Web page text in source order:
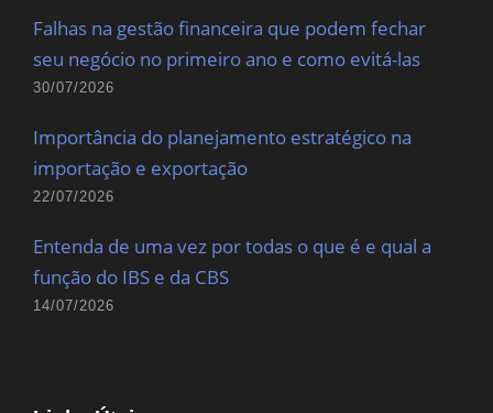
Falhas na gestão financeira que podem fechar
seu negócio no primeiro ano e como evitá-las
30/07/2026
Importância do planejamento estratégico na
importação e exportação
22/07/2026
Entenda de uma vez por todas o que é e qual a
função do IBS e da CBS
14/07/2026